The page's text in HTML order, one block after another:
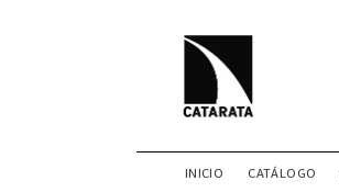
INICIO CATÁLOGO